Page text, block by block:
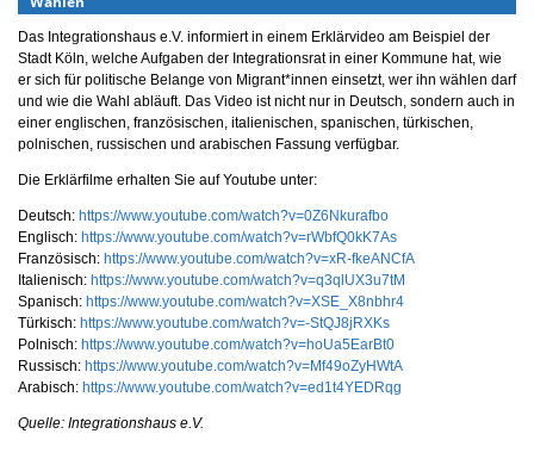
Das Integrationshaus e.V. informiert in einem Erklärvideo am Beispiel der
Stadt Köln, welche Aufgaben der Integrationsrat in einer Kommune hat, wie
er sich für politische Belange von Migrant*innen einsetzt, wer ihn wählen darf
und wie die Wahl abläuft. Das Video ist nicht nur in Deutsch, sondern auch in
einer englischen, französischen, italienischen, spanischen, türkischen,
polnischen, russischen und arabischen Fassung verfügbar.
Die Erklärfilme erhalten Sie auf Youtube unter:
Deutsch: https://www.youtube.com/watch?v=0Z6Nkurafbo
Englisch: https://www.youtube.com/watch?v=rWbfQ0kK7As
Französisch: https://www.youtube.com/watch?v=xR-fkeANCfA
Italienisch: https://www.youtube.com/watch?v=q3qlUX3u7tM
Spanisch: https://www.youtube.com/watch?v=XSE_X8nbhr4
Türkisch: https://www.youtube.com/watch?v=-StQJ8jRXKs
Polnisch: https://www.youtube.com/watch?v=hoUa5EarBt0
Russisch: https://www.youtube.com/watch?v=Mf49oZyHWtA
Arabisch: https://www.youtube.com/watch?v=ed1t4YEDRqg
Quelle: Integrationshaus e.V.